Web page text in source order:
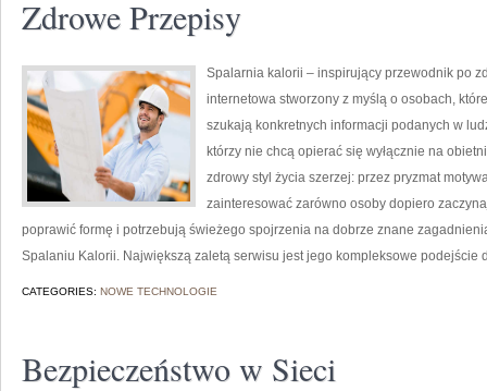
Zdrowe Przepisy
Spalarnia kalorii – inspirujący przewodnik po
internetowa stworzony z myślą o osobach,
szukają konkretnych informacji podanych w
którzy nie chcą opierać się wyłącznie na
zdrowy styl życia szerzej: przez pryzmat
zainteresować zarówno osoby dopiero
poprawić formę i potrzebują świeżego spojrzenia na dobrze znane
Spalaniu Kalorii. Największą zaletą serwisu jest jego kompleksowe podejście
CATEGORIES: NOWE TECHNOLOGIE
Bezpieczeństwo w Sieci